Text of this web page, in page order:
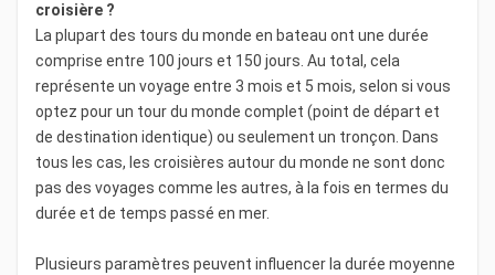
croisière ?
La plupart des tours du monde en bateau ont une durée
comprise entre 100 jours et 150 jours. Au total, cela
représente un voyage entre 3 mois et 5 mois, selon si vous
optez pour un tour du monde complet (point de départ et
de destination identique) ou seulement un tronçon. Dans
tous les cas, les croisières autour du monde ne sont donc
pas des voyages comme les autres, à la fois en termes du
durée et de temps passé en mer.
Plusieurs paramètres peuvent influencer la durée moyenne